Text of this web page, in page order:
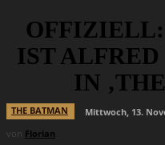
IST
IN
THE BATMAN
Mittwoch, 13.
von Florian